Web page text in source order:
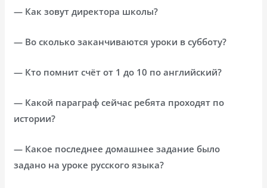
— Как зовут директора школы?
— Во сколько заканчиваются уроки в субботу?
— Кто помнит счёт от 1 до 10 по английский?
— Какой параграф сейчас ребята проходят по
истории?
— Какое последнее домашнее задание было
задано на уроке русского языка?